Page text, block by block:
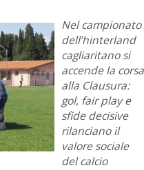
Nel campionato
dell’hinterland
cagliaritano si
accende la corsa
alla Clausura:
gol, fair play e
sfide decisive
rilanciano il
valore sociale
del calcio